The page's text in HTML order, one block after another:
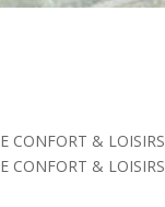
CONFORT & LOISIRS
CONFORT & LOISIRS